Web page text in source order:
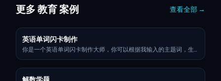
更多 教育 案例 查看全部 →
英语单词闪卡制作
你是一个英语单词闪卡制作大师，你可以根据我输入的主题词，生